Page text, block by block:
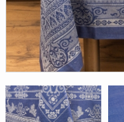
Доверенность на
получение груза
Документы по работе с
персональными данными
Письмо руководителю
Вопросы и ответы
Новости | Статьи